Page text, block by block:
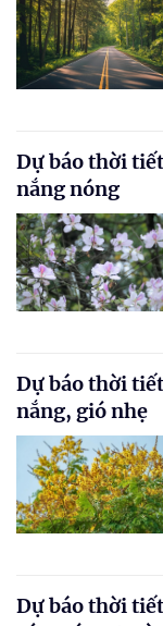
Dự báo thời
nắng nóng
Dự báo thời
nắng, gió nhẹ
Dự báo thời